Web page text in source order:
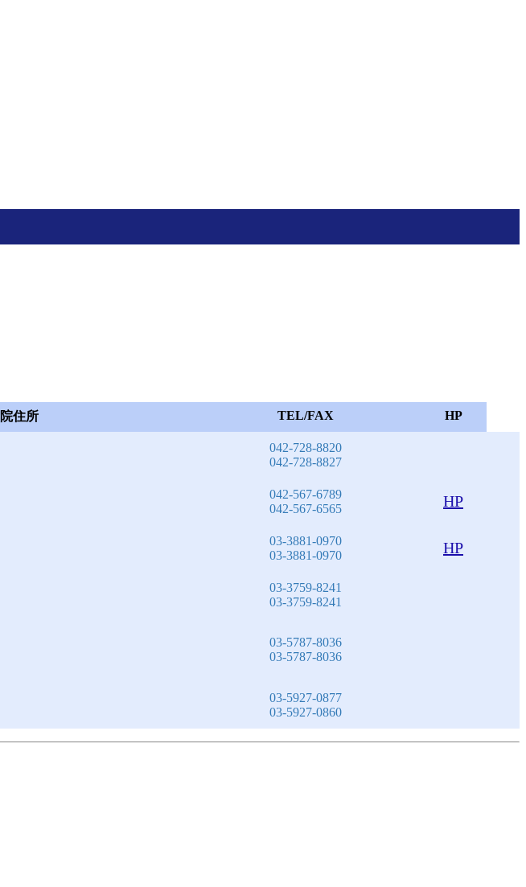
住所 TEL/FAX HP
042-728-8820
042-728-8827
042-567-6789
042-567-6565
HP
03-3881-0970
03-3881-0970
HP
03-3759-8241
03-3759-8241
03-5787-8036
03-5787-8036
03-5927-0877
03-5927-0860